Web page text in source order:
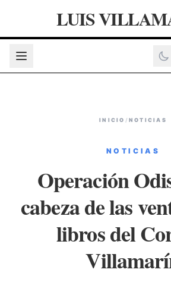
LUIS
INICIO / NOTICIAS
NOTICIAS
Operación
cabeza de las
libros del